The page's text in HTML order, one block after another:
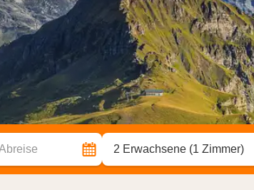
2 Erwachsene (1 Zimmer)